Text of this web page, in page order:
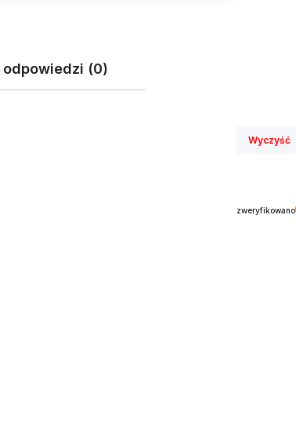
(0)
Wyczyść
zweryfikowano